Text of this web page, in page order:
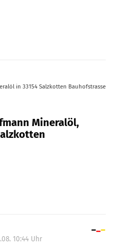
in 33154 Salzkotten Bauhofstrasse 6
Mineralöl,
00:00-23:59
10:44 Uhr